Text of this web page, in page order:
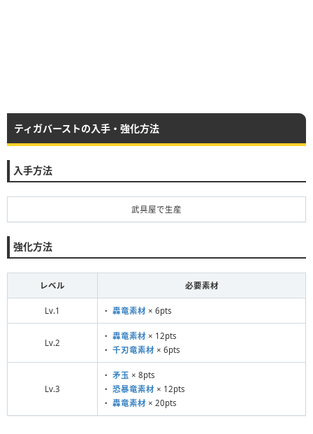
ティガバーストの入手・強化方法
入手方法
武具屋で生産
強化方法
レベル 必要素材
Lv.1 ・ 轟竜素材 × 6pts
Lv.2
・ 轟竜素材 × 12pts
・ 千刃竜素材 × 6pts
Lv.3
・ 矛玉 × 8pts
・ 恐暴竜素材 × 12pts
・ 轟竜素材 × 20pts